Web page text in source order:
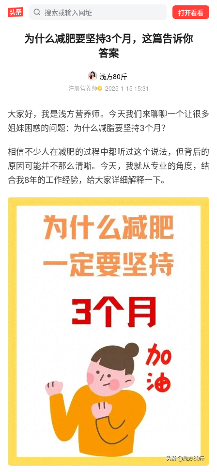
打开看看
为什么减肥要坚持3个月，这篇告诉你
答案
浅方80斤
注册营养师
  2025-1-15 15:31
大家好，我是浅方营养师。今天我们来聊聊一个让很多
姐妹困惑的问题：为什么减脂要坚持3个月？
相信不少人在减肥的过程中都听过这个说法，但背后的
原因可能并不那么清晰。今天，我就从专业的角度，结
合我8年的工作经验，给大家详细解释一下。